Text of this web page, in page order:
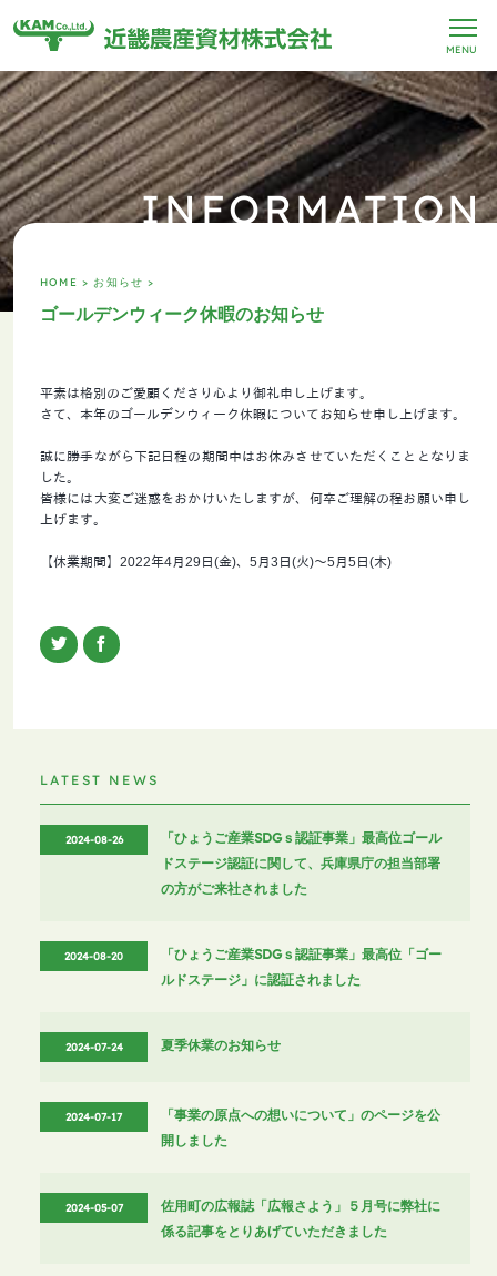
MENU
INFORMATION
HOME > お知らせ >
ゴールデンウィーク休暇のお知らせ
平素は格別のご愛顧くださり心より御礼申し上げます。
さて、本年のゴールデンウィーク休暇についてお知らせ申し上げます。
誠に勝手ながら下記日程の期間中はお休みさせていただくこととなりま
した。
皆様には大変ご迷惑をおかけいたしますが、何卒ご理解の程お願い申し
上げます。
【休業期間】2022年4月29日(金)、5月3日(火)～5月5日(木)
LATEST NEWS
2024-08-26
「ひょうご産業SDGｓ認証事業」最高位ゴール
ドステージ認証に関して、兵庫県庁の担当部署
の方がご来社されました
2024-08-20
「ひょうご産業SDGｓ認証事業」最高位「ゴー
ルドステージ」に認証されました
2024-07-24 夏季休業のお知らせ
2024-07-17
「事業の原点への想いについて」のページを公
開しました
2024-05-07
佐用町の広報誌「広報さよう」５月号に弊社に
係る記事をとりあげていただきました